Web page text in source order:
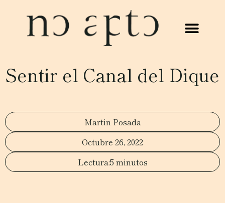
Sentir el Canal del Dique
Martin Posada
Octubre 26, 2022
5 minutos